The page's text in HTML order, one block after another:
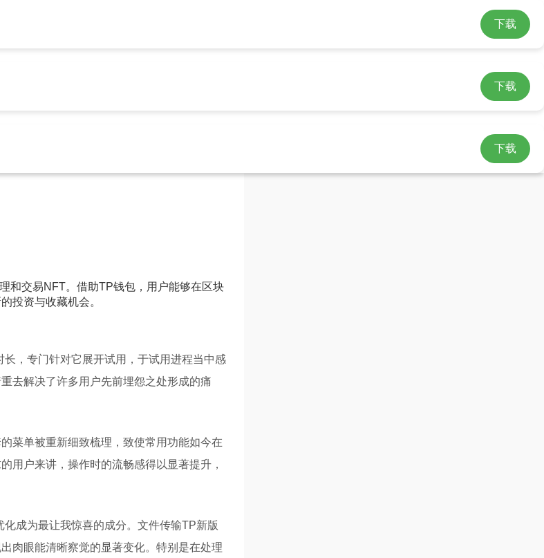
下载
下载
下载
和交易NFT。借助TP钱包，用户能够在区块
投资与收藏机会。
，专门针对它展开试用，于试用进程当中感
去解决了许多用户先前埋怨之处形成的痛
菜单被重新细致梳理，致使常用功能如今在
用户来讲，操作时的流畅感得以显著提升，
化成为最让我惊喜的成分。文件传输TP新版
肉眼能清晰察觉的显著变化。特别是在处理